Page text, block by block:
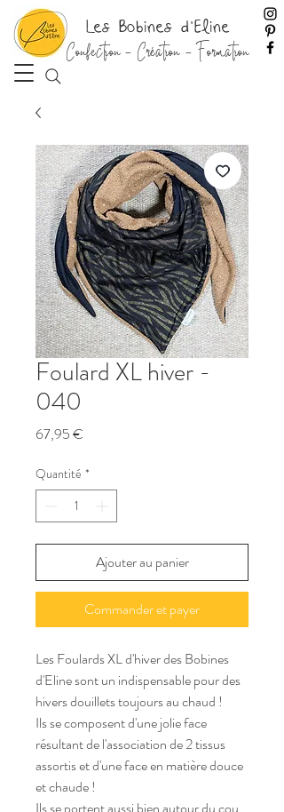
Les Bobines d'Eline
Confection - Création - Formation
Foulard XL hiver -
040
67,95 €
Quantité *
Ajouter au panier
Commander et payer
Les Foulards XL d'hiver des Bobines
d'Eline sont un indispensable pour des
hivers douillets toujours au chaud !
Ils se composent d'une jolie face
résultant de l'association de 2 tissus
assortis et d'une face en matière douce
et chaude !